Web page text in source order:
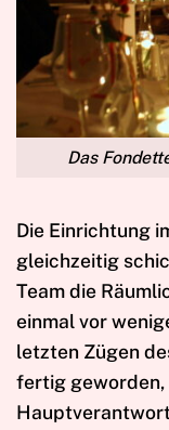
Das
Die Einrichtung
gleichzeitig
Team die
einmal vor
letzten Zügen
fertig geworden,